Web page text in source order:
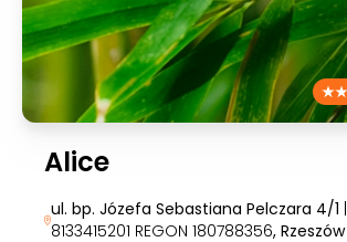
Alice
ul. bp. Józefa Sebastiana Pelczara 4/1
8133415201 REGON 180788356, Rzeszów